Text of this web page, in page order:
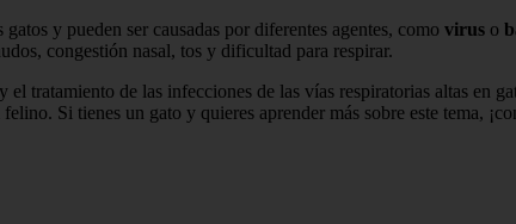
y pueden ser causadas por diferentes agentes, como virus o
congestión nasal, tos y dificultad para respirar.
tratamiento de las infecciones de las vías respiratorias altas en
Si tienes un gato y quieres aprender más sobre este tema,